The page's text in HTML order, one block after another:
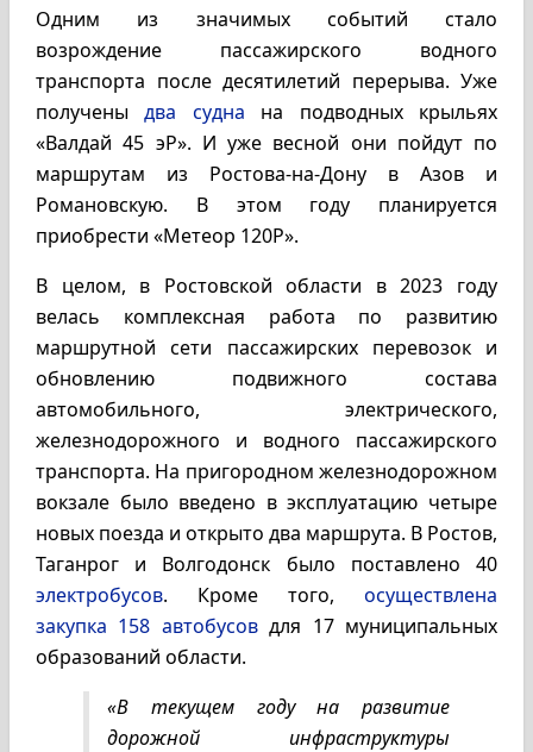
Одним из значимых событий стало
возрождение пассажирского водного
транспорта после десятилетий перерыва. Уже
полученыдва судна на подводных крыльях
«Валдай 45 эР». И уже весной они пойдут по
маршрутам из Ростова-на-Дону в Азов и
Романовскую. В этом году планируется
приобрести «Метеор 120Р».
В целом, в Ростовской области в 2023 году
велась комплексная работа по развитию
маршрутной сети пассажирских перевозок и
обновлению подвижного состава
автомобильного, электрического,
железнодорожного и водного пассажирского
транспорта. На пригородном железнодорожном
вокзале было введено в эксплуатацию четыре
новых поезда и открыто два маршрута. В Ростов,
Таганрог и Волгодонск было поставлено 40
электробусов. Кроме того, осуществлена
закупка 158 автобусовдля 17 муниципальных
образований области.
«В текущем году на развитие
дорожной инфраструктуры